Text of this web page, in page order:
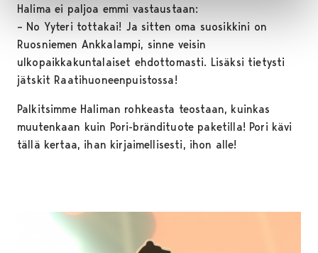
Halima ei paljoa emmi vastaustaan:
– No Yyteri tottakai! Ja sitten oma suosikkini on
Ruosniemen Ankkalampi, sinne veisin
ulkopaikkakuntalaiset ehdottomasti. Lisäksi tietysti
jätskit Raatihuoneenpuistossa!
Palkitsimme Haliman rohkeasta teostaan, kuinkas
muutenkaan kuin Pori-brändituote paketilla! Pori kävi
tällä kertaa, ihan kirjaimellisesti, ihon alle!